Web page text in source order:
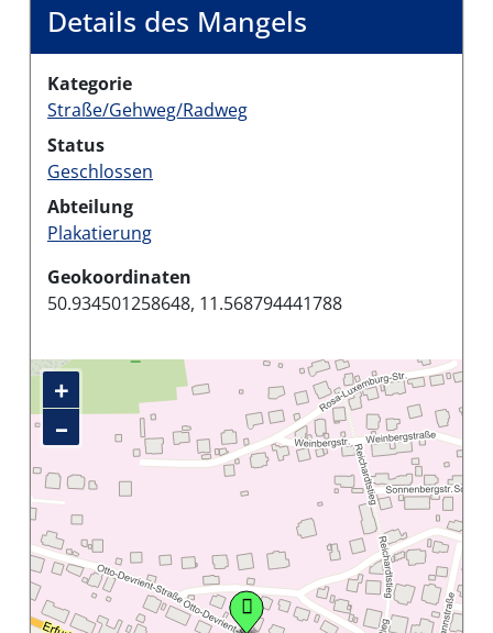
Details des Mangels
Kategorie
Straße/Gehweg/Radweg
Status
Geschlossen
Abteilung
Plakatierung
Geokoordinaten
50.934501258648, 11.568794441788
+
–